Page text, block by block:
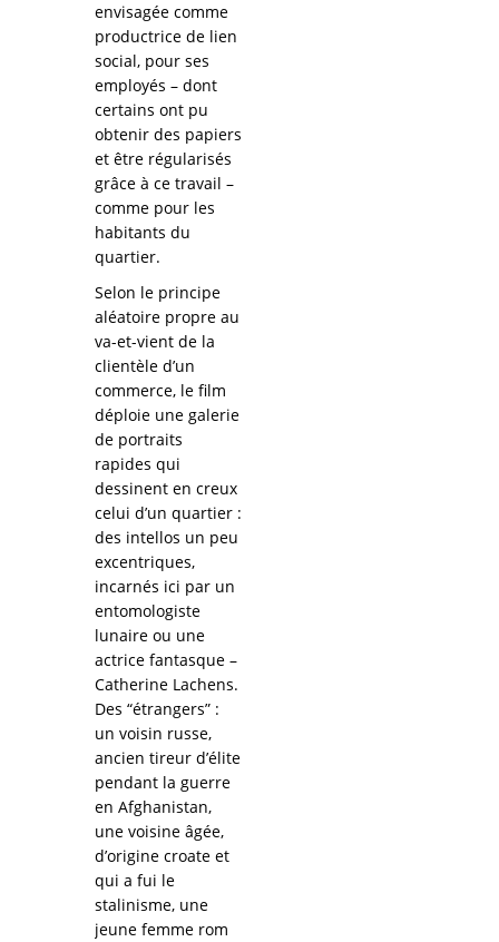
envisagée comme
productrice de lien
social, pour ses
employés – dont
certains ont pu
obtenir des papiers
et être régularisés
grâce à ce travail –
comme pour les
habitants du
quartier.
Selon le principe
aléatoire propre au
va-et-vient de la
clientèle d’un
commerce, le film
déploie une galerie
de portraits
rapides qui
dessinent en creux
celui d’un quartier :
des intellos un peu
excentriques,
incarnés ici par un
entomologiste
lunaire ou une
actrice fantasque –
Catherine Lachens.
Des “étrangers” :
un voisin russe,
ancien tireur d’élite
pendant la guerre
en Afghanistan,
une voisine âgée,
d’origine croate et
qui a fui le
stalinisme, une
jeune femme rom